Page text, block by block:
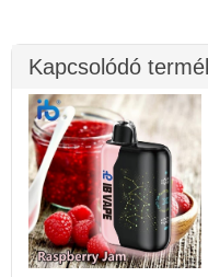
Kapcsolódó